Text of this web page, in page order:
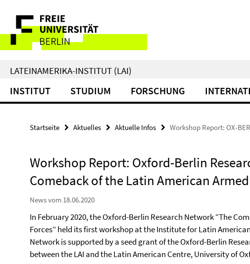
direkt
Inhalt
Service-
Navigation
LATEINAMERIKA-INSTITUT (LAI)
INSTITUT STUDIUM FORSCHUNG
Startseite Aktuelles Aktuelle Infos Workshop Report: OX-
Workshop Report: Oxford-Berlin
Comeback of the Latin American
News vom 18.06.2020
In February 2020, the Oxford-Berlin Research Network “The
Forces” held its first workshop at the Institute for Latin
Network is supported by a seed grant of the Oxford-Berlin
between the LAI and the Latin American Centre, University of